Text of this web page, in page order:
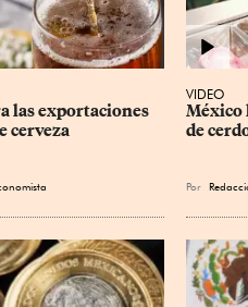
las exportaciones
cerveza
VIDEO
México
de
Por